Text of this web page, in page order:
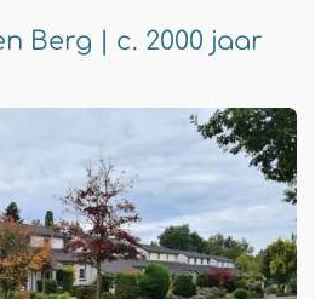
Berg | c. 2000 jaar